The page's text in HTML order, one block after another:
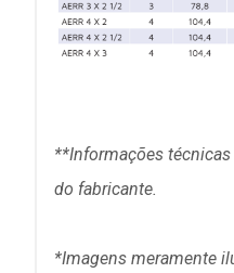
*Imagens meramente
**Informações
do fabricante.